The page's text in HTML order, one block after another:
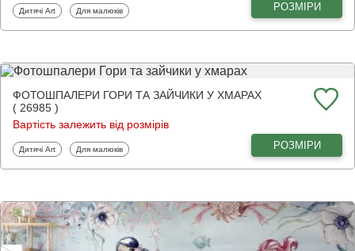
Фотошпалери
Дитячі Art Фотошпалери
Для малюків РОЗМІРИ
ФОТОШПАЛЕРИ ГОРИ ТА ЗАЙЧИКИ У ХМАРАХ
( 26985 )
Вартість залежить від розмірів
Фотошпалери
Дитячі Art Фотошпалери
Для малюків РОЗМІРИ